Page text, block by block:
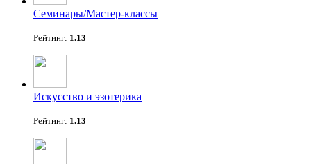
Семинары/Мастер-классы
Рейтинг: 1.13
Искусство и эзотерика
Рейтинг: 1.13